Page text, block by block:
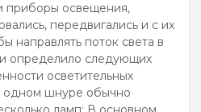
приборы освещения,
передвигались и с их
поток света в
определило следующих
осветительных
одном шнуре обычно